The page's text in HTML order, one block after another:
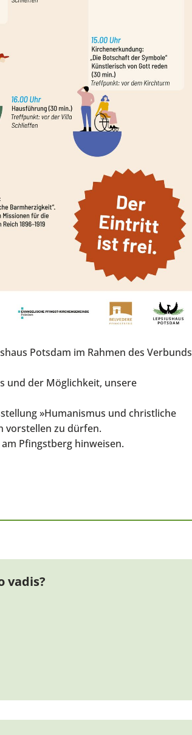
Potsdam im Rahmen des Verbunds
und der Möglichkeit, unsere
»Humanismus und christliche
vorstellen zu dürfen.
Pfingstberg hinweisen.
vadis?